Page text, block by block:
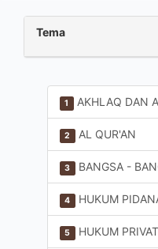
Tema
1 AKHLAQ DAN
2 AL QUR'AN
3 BANGSA -
4 HUKUM
5 HUKUM PRIVAT